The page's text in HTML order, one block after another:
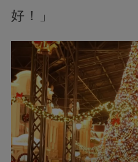
好！」